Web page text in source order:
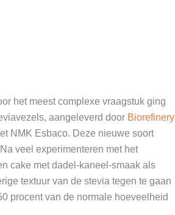
het meest complexe vraagstuk ging
aangeleverd door Biorefinery
NMK Esbaco. Deze nieuwe soort
veel experimenteren met het
cake met dadel-kaneel-smaak als
textuur van de stevia tegen te gaan
procent van de normale hoeveelheid